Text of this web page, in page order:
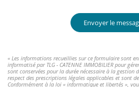
Envoyer le
« Les informations recueillies sur ce formulaire sont
informatisé par TLG - CATENNE IMMOBILIER pour
sont conservées pour la durée nécessaire à la gestion
respect des prescriptions légales applicables et sont
Conformément à la loi « informatique et libertés »,